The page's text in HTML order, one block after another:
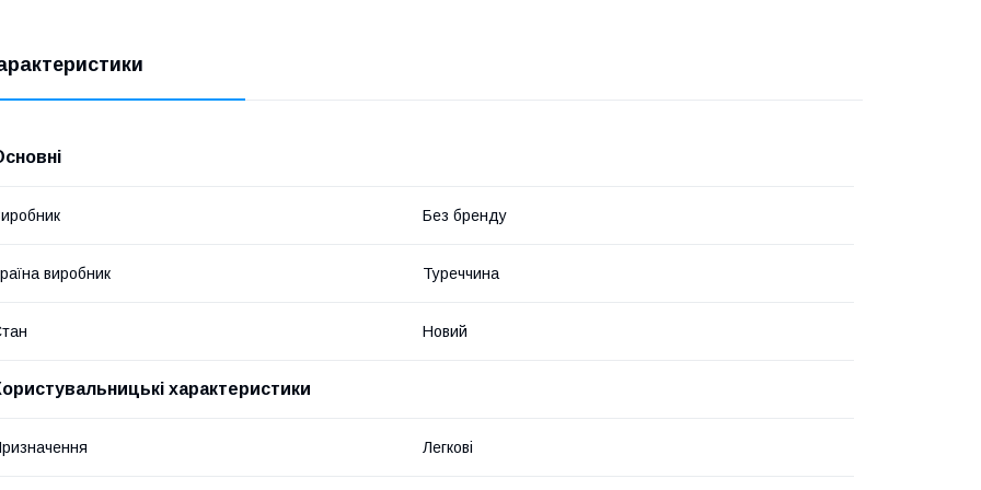
Без бренду
виробник Туреччина
Новий
характеристики
Легкові